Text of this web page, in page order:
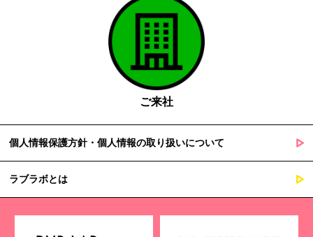
ご来社
個人情報保護方針・個人情報の取り扱いについて
ラブラボとは